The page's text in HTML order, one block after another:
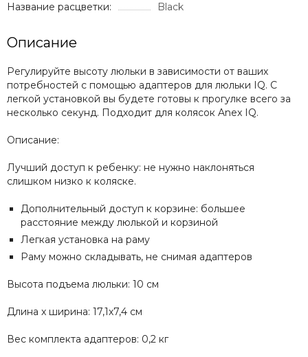
Название расцветки:
Black
Описание
Регулируйте высоту люльки в зависимости от ваших
потребностей с помощью адаптеров для люльки IQ. С
легкой установкой вы будете готовы к прогулке всего за
несколько секунд. Подходит для колясок Anex IQ.
Описание:
Лучший доступ к ребенку: не нужно наклоняться
слишком низко к коляске.
Дополнительный доступ к корзине: большее
расстояние между люлькой и корзиной
Легкая установка на раму
Раму можно складывать, не снимая адаптеров
Высота подъема люльки: 10 см
Длина x ширина: 17,1х7,4 см
Вес комплекта адаптеров: 0,2 кг